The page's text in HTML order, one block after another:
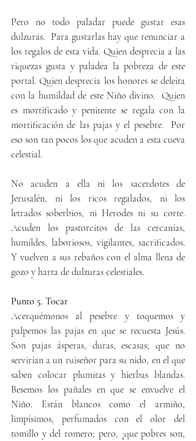
Pero no todo paladar puede gustar esas
dulzuras.  Para gustarlas hay que renunciar a
los regalos de esta vida. Quien desprecia a las
riquezas gusta y paladea la pobreza de este
portal. Quien desprecia los honores se deleita
con la humildad de este Niño divino.  Quien
es mortificado y penitente se regala con la
mortificación de las pajas y el pesebre.  Por
eso son tan pocos los que acuden a esta cueva
celestial.
No acuden a ella ni los sacerdotes de
Jerusalén, ni los ricos regalados, ni los
letrados soberbios, ni Herodes ni su corte.
Acuden los pastorcitos de las cercanías,
humildes, laboriosos, vigilantes, sacrificados.
Y vuelven a sus rebaños con el alma llena de
gozo y harta de dulzuras celestiales.
Punto 5. Tocar
Acerquémonos al pesebre y toquemos y
palpemos las pajas en que se recuesta Jesús.
Son pajas ásperas, duras, escasas; que no
servirían a un ruiseñor para su nido, en el que
saben colocar plumitas y hierbas blandas.
Besemos los pañales en que se envuelve el
Niño. Están blancos como el armiño,
limpísimos, perfumados con el olor del
tomillo y del romero; pero, ¡que pobres son,